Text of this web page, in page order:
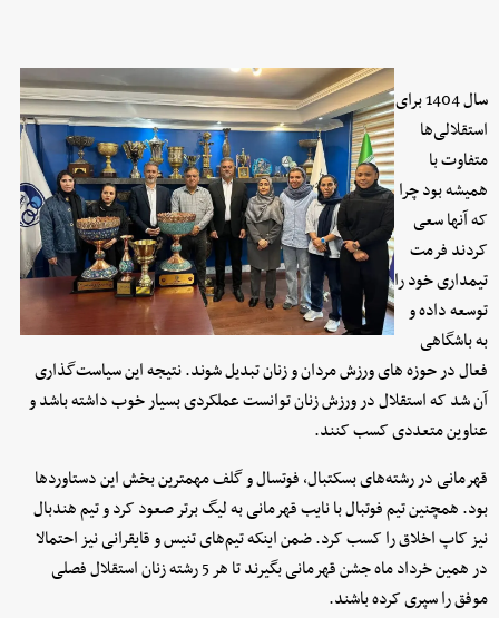
سال 1404 برای
استقلالی‌ها
متفاوت با
همیشه بود چرا
که آنها سعی
کردند فرمت
تیمداری خود را
توسعه داده و
به باشگاهی
فعال در حوزه های ورزش مردان و زنان تبدیل شوند. نتیجه این سیاست‌گذاری
آن شد که استقلال در ورزش زنان توانست عملکردی بسیار خوب داشته باشد و
عناوین متعددی کسب کنند.
قهرمانی در رشته‌های بسکتبال، فوتسال و گلف مهمترین بخش این دستاوردها
بود. همچنین تیم فوتبال با نایب قهرمانی به لیگ برتر صعود کرد و تیم هندبال
نیز کاپ اخلاق را کسب کرد. ضمن اینکه تیم‌های تنیس و قایقرانی نیز احتمالا
در همین خرداد ماه جشن قهرمانی بگیرند تا هر 5 رشته زنان استقلال فصلی
موفق را سپری کرده باشند.